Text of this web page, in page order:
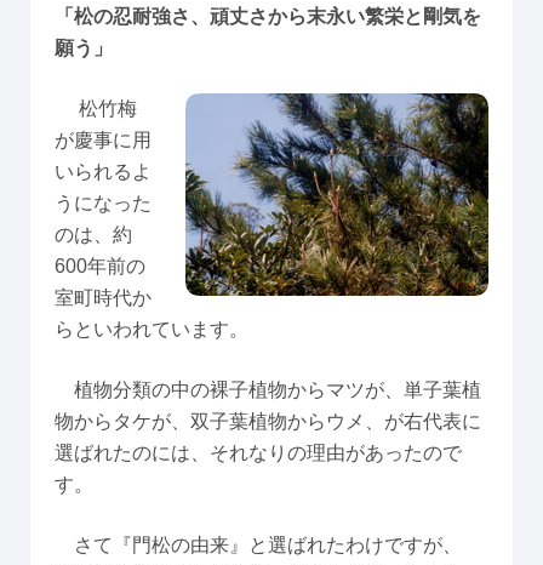
「松の忍耐強さ、頑丈さから末永い繁栄と剛気を
願う」
松竹梅
が慶事に用
いられるよ
うになった
のは、約
600年前の
室町時代か
らといわれています。
植物分類の中の裸子植物からマツが、単子葉植
物からタケが、双子葉植物からウメ、が右代表に
選ばれたのには、それなりの理由があったので
す。
さて『門松の由来』と選ばれたわけですが、